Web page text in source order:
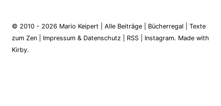
© 2010 - 2026 Mario Keipert Alle Beiträge Bücherregal
Texte
zum Zen
Impressum & Datenschutz RSS Instagram. Made with
Kirby.